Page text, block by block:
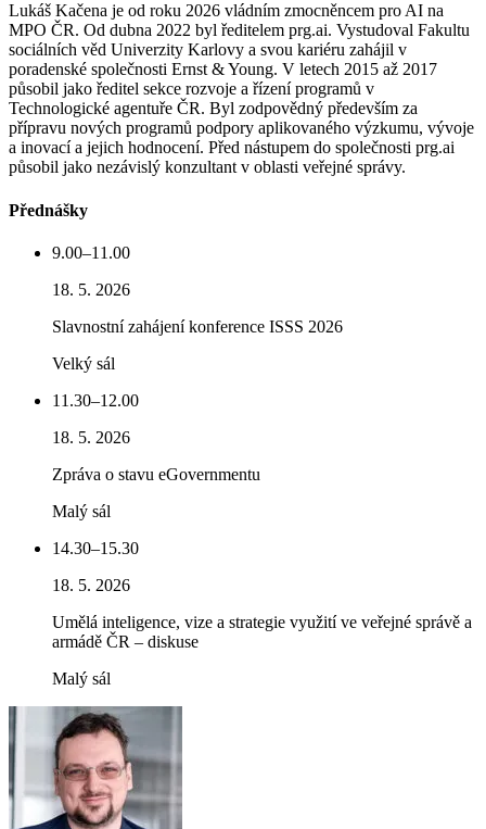
Lukáš Kačena je od roku 2026 vládním zmocněncem pro AI na
MPO ČR. Od dubna 2022 byl ředitelem prg.ai. Vystudoval Fakultu
sociálních věd Univerzity Karlovy a svou kariéru zahájil v
poradenské společnosti Ernst & Young. V letech 2015 až 2017
působil jako ředitel sekce rozvoje a řízení programů v
Technologické agentuře ČR. Byl zodpovědný především za
přípravu nových programů podpory aplikovaného výzkumu, vývoje
a inovací a jejich hodnocení. Před nástupem do společnosti prg.ai
působil jako nezávislý konzultant v oblasti veřejné správy.
Přednášky
9.00–11.00
18. 5. 2026
Slavnostní zahájení konference ISSS 2026
Velký sál
11.30–12.00
18. 5. 2026
Zpráva o stavu eGovernmentu
Malý sál
14.30–15.30
18. 5. 2026
Umělá inteligence, vize a strategie využití ve veřejné správě a
armádě ČR – diskuse
Malý sál